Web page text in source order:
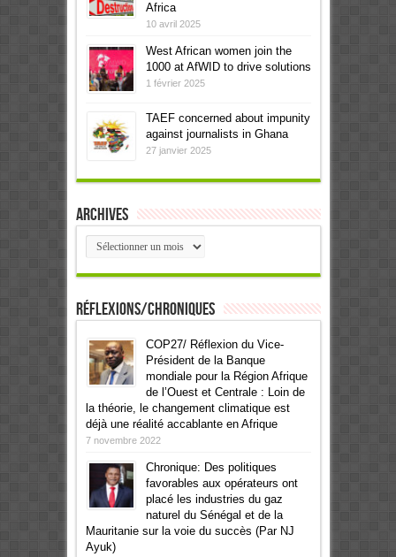
Africa
10 avril 2025
West African women join the
1000 at AfWID to drive solutions
1 février 2025
TAEF concerned about impunity
against journalists in Ghana
27 janvier 2025
Archives
Archives
Réflexions/Chroniques
COP27/ Réflexion du Vice-
Président de la Banque
mondiale pour la Région Afrique
de l’Ouest et Centrale : Loin de
la théorie, le changement climatique est
déjà une réalité accablante en Afrique
7 novembre 2022
Chronique: Des politiques
favorables aux opérateurs ont
placé les industries du gaz
naturel du Sénégal et de la
Mauritanie sur la voie du succès (Par NJ
Ayuk)